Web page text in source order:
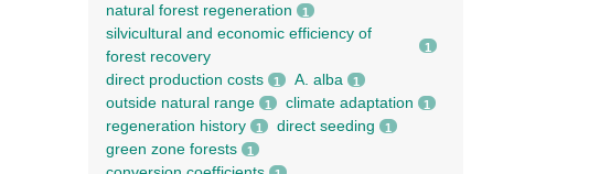
natural forest regeneration 1
silvicultural and economic efficiency of
forest recovery
1
direct production costs 1 A. alba 1
outside natural range 1 climate adaptation 1
regeneration history 1 direct seeding 1
green zone forests 1